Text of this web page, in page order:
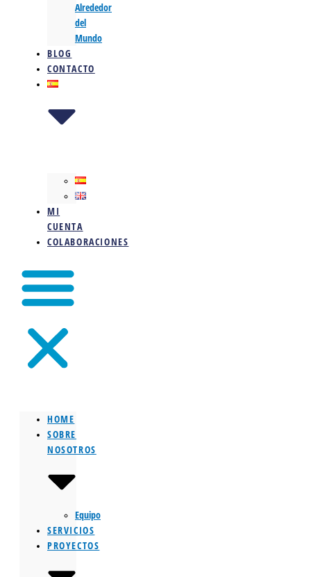
Alrededor
del
Mundo
BLOG
CONTACTO
MI
CUENTA
COLABORACIONES
HOME
SOBRE
NOSOTROS
Equipo
SERVICIOS
PROYECTOS